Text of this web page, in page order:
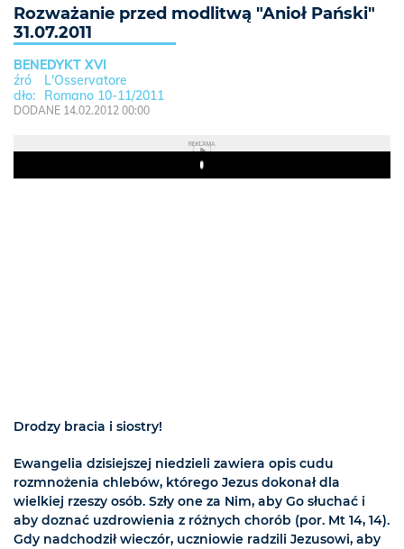
Rozważanie przed modlitwą "Anioł Pański"
31.07.2011
BENEDYKT XVI
L'Osservatore
Romano 10-11/2011
DODANE 14.02.2012 00:00
REKLAMA
Play
Drodzy bracia i siostry!
Ewangelia dzisiejszej niedzieli zawiera opis cudu
rozmnożenia chlebów, którego Jezus dokonał dla
wielkiej rzeszy osób. Szły one za Nim, aby Go słuchać i
aby doznać uzdrowienia z różnych chorób (por. Mt 14, 14).
Gdy nadchodził wieczór, uczniowie radzili Jezusowi, aby